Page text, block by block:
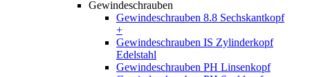
Gewindeschrauben
Gewindeschrauben 8.8 Sechskantkopf
+
Gewindeschrauben IS Zylinderkopf
Edelstahl
Gewindeschrauben PH Linsenkopf